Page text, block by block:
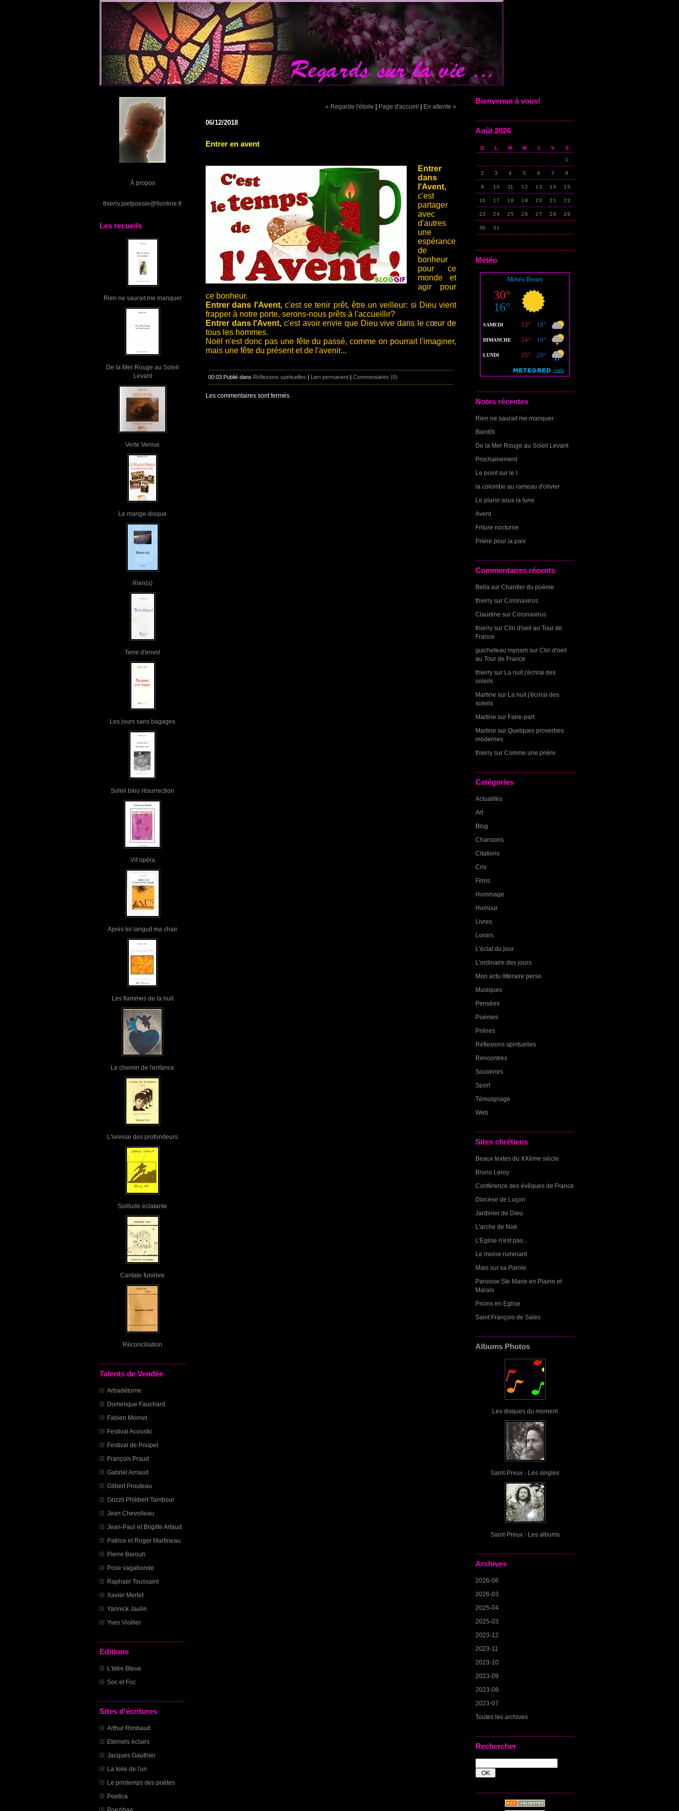
À propos
thierry.pietpoesie@9online.fr
Les recueils
Rien ne saurait me manquer
De la Mer Rouge au Soleil
Levant
Verte Venise
Le mange-disque
Rien(s)
Terre d'envol
Les jours sans bagages
Soleil bleu résurrection
Vif opéra
Après toi languit ma chair
Les flammes de la nuit
Le chemin de l'enfance
L'ivresse des profondeurs
Solitude éclatante
Cantate funèbre
Réconciliation
Talents de Vendée
Arbadétorne
Dominique Fauchard
Fabien Mornet
Festival Acoustic
Festival de Poupet
François Praud
Gabriel Arnaud
Gilbert Prouteau
Grizzli Philibert Tambour
Jean Chevolleau
Jean-Paul et Brigitte Artaud
Patrice et Roger Martineau
Pierre Barouh
Pose vagabonde
Raphaël Toussaint
Xavier Merlet
Yannick Jaulin
Yves Viollier
Editions
L'Idée Bleue
Soc et Foc
Sites d'écritures
Arthur Rimbaud
Eternels éclairs
Jacques Gauthier
La toile de l'un
Le printemps des poètes
Poetica
Bienvenue à vous!
Août 2026
D L M M J V S
1
2 3 4 5 6 7 8
9 10 11 12 13 14 15
16 17 18 19 20 21 22
23 24 25 26 27 28 29
30 31
Météo
Notes récentes
Rien ne saurait me manquer
Bientôt
De la Mer Rouge au Soleil Levant
Prochainement
Le point sur le I
la colombe au rameau d'olivier
Le piano sous la lune
Avent
Friture nocturne
Prière pour la paix
Commentaires récents
Bella sur Chantier du poème
thierry sur Coronavirus
Claudine sur Coronavirus
thierry sur Clin d'oeil au Tour de
France
guicheteau myriam sur Clin d'oeil
au Tour de France
thierry sur La nuit j'écrirai des
soleils
Martine sur La nuit j'écrirai des
soleils
Martine sur Faire-part
Martine sur Quelques proverbes
modernes
thierry sur Comme une prière
Catégories
Actualités
Art
Blog
Chansons
Citations
Cris
Films
Hommage
Humour
Livres
Loisirs
L'éclat du jour
L'ordinaire des jours
Mon actu littéraire perso
Musiques
Pensées
Poèmes
Prières
Réflexions spirituelles
Rencontres
Souvenirs
Sport
Témoignage
Web
Sites chrétiens
Beaux textes du XXème siècle
Bruno Leroy
Conférence des évêques de France
Diocèse de Luçon
Jardinier de Dieu
L'arche de Noë
L'Eglise n'est pas...
Le moine ruminant
Mais sur sa Parole
Paroisse Ste Marie en Plaine et
Marais
Prions en Eglise
Saint François de Sales
Albums Photos
Les disques du moment
Saint-Preux - Les singles
Saint-Preux - Les albums
Archives
2026-06
2026-03
2025-04
2025-03
2023-12
2023-11
2023-10
2023-09
2023-08
2023-07
Toutes les archives
Rechercher
« Regarde l'étoile | Page d'accueil | En attente »
06/12/2018
Entrer en avent
Entrer
dans
l'Avent,
c'est
partager
avec
d'autres
une
espérance
de
bonheur
pour ce
monde et
agir pour
ce bonheur.
Entrer dans l'Avent,c'est se tenir prêt, être un veilleur: si Dieu vient
frapper à notre porte, serons-nous prêts à l'accueillir?
Entrer dans l'Avent, c'est avoir envie que Dieu vive dans le cœur de
tous les hommes.
Noël n'est donc pas une fête du passé, comme on pourrait l'imaginer,
mais une fête du présent et de l'avenir...
00:03 Publié dans Réflexions spirituelles | Lien permanent | Commentaires (0)
Les commentaires sont fermés.